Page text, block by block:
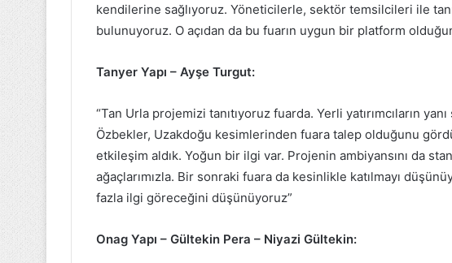
kendilerine sağlıyoruz. Yöneticilerle, sektör temsilcileri ile
bulunuyoruz. O açıdan da bu fuarın uygun bir platform
Tanyer Yapı – Ayşe Turgut:
“Tan Urla projemizi tanıtıyoruz fuarda. Yerli yatırımcıların yanı
Özbekler, Uzakdoğu kesimlerinden fuara talep olduğunu
etkileşim aldık. Yoğun bir ilgi var. Projenin ambiyansını da
ağaçlarımızla. Bir sonraki fuara da kesinlikle katılmayı
fazla ilgi göreceğini düşünüyoruz”
Onag Yapı – Gültekin Pera – Niyazi Gültekin: